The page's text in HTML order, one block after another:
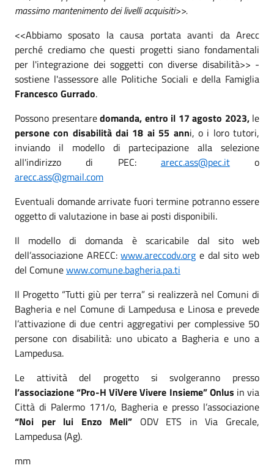
massimo mantenimento dei livelli acquisiti>>.
<<Abbiamo sposato la causa portata avanti da Arecc
perché crediamo che questi progetti siano fondamentali
per l'integrazione dei soggetti con diverse disabilità>> -
sostiene l'assessore alle Politiche Sociali e della Famiglia
Francesco Gurrado.
Possono presentaredomanda, entro il 17 agosto 2023,le
persone con disabilità dai 18 ai 55 anni, o i loro tutori,
inviando il modello di partecipazione alla selezione
all'indirizzo di PEC: arecc.ass@pec.ito
arecc.ass@gmail.com
Eventuali domande arrivate fuori termine potranno essere
oggetto di valutazione in base ai posti disponibili.
Il modello di domanda è scaricabile dal sito web
dell’associazione ARECC:www.areccodv.org e dal sito web
del Comunewww.comune.bagheria.pa.ti
Il Progetto “Tutti giù per terra” si realizzerà nel Comuni di
Bagheria e nel Comune di Lampedusa e Linosa e prevede
l’attivazione di due centri aggregativi per complessive 50
persone con disabilità: uno ubicato a Bagheria e uno a
Lampedusa.
Le attività del progetto si svolgeranno presso
l’associazione “Pro-H ViVere Vivere Insieme” Onlus in via
Città di Palermo 171/o, Bagheria e presso l’associazione
“Noi per lui Enzo Meli” ODV ETS in Via Grecale,
Lampedusa (Ag).
mm